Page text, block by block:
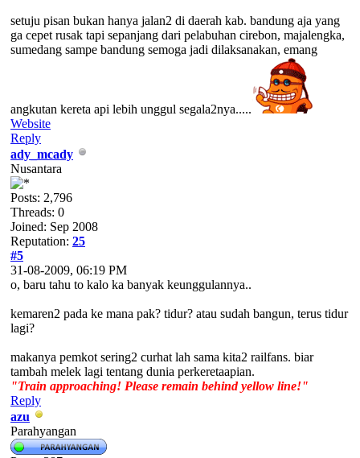
setuju pisan bukan hanya jalan2 di daerah kab. bandung aja yang
ga cepet rusak tapi sepanjang dari pelabuhan cirebon, majalengka,
sumedang sampe bandung semoga jadi dilaksanakan, emang
angkutan kereta api lebih unggul segala2nya.....
Website
Reply
ady_mcady
Nusantara
Posts: 2,796
Threads: 0
Joined: Sep 2008
Reputation: 25
#5
31-08-2009, 06:19 PM
o, baru tahu to kalo ka banyak keunggulannya..
kemaren2 pada ke mana pak? tidur? atau sudah bangun, terus tidur
lagi?
makanya pemkot sering2 curhat lah sama kita2 railfans. biar
tambah melek lagi tentang dunia perkeretaapian.
"Train approaching! Please remain behind yellow line!"
Reply
azu
Parahyangan